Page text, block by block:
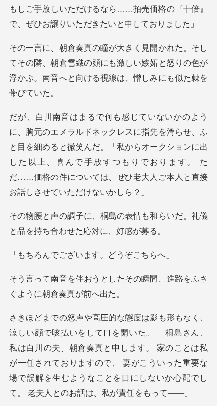
もしご手放しい
の隣、朝倉雪織の顔にも激しい嫉妬と怒りの色が
浮かぶ。
せ、ふ
と目を細めると微笑んだ。「私からオークションに出
した以上、喜んで手放すつもりでおり
表情も和らいだ。礼儀
と品を持
ございます。
したその瞬間、進路をふさ
、
私は白川の夫、朝倉奏真と申します。 家のことは私
が一任されておりますので、 妻がこういった重